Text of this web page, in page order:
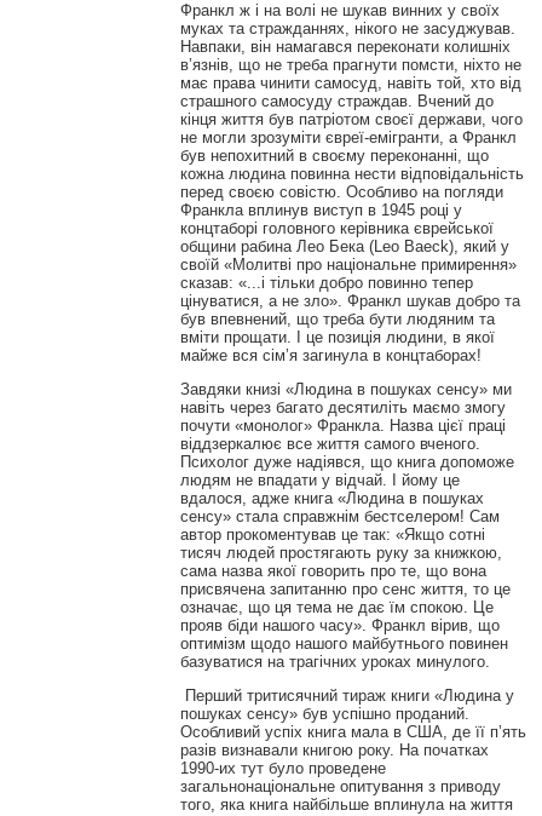
Франкл ж і на волі не шукав винних у своїх
муках та стражданнях, нікого не засуджував.
Навпаки, він намагався переконати колишніх
в’язнів, що не треба прагнути помсти, ніхто не
має права чинити самосуд, навіть той, хто від
страшного самосуду страждав. Вчений до
кінця життя був патріотом своєї держави, чого
не могли зрозуміти євреї-емігранти, а Франкл
був непохитний в своєму переконанні, що
кожна людина повинна нести відповідальність
перед своєю совістю. Особливо на погляди
Франкла вплинув виступ в 1945 році у
концтаборі головного керівника єврейської
общини рабина Лео Бека (Leo Baeck), який у
своїй «Молитві про національне примирення»
сказав: «...і тільки добро повинно тепер
цінуватися, а не зло». Франкл шукав добро та
був впевнений, що треба бути людяним та
вміти прощати. І це позиція людини, в якої
майже вся сім’я загинула в концтаборах!
Завдяки книзі «Людина в пошуках сенсу» ми
навіть через багато десятиліть маємо змогу
почути «монолог» Франкла. Назва цієї праці
віддзеркалює все життя самого вченого.
Психолог дуже надіявся, що книга допоможе
людям не впадати у відчай. І йому це
вдалося, адже книга «Людина в пошуках
сенсу» стала справжнім бестселером! Сам
автор прокоментував це так: «Якщо сотні
тисяч людей простягають руку за книжкою,
сама назва якої говорить про те, що вона
присвячена запитанню про сенс життя, то це
означає, що ця тема не дає їм спокою. Це
прояв біди нашого часу». Франкл вірив, що
оптимізм щодо нашого майбутнього повинен
базуватися на трагічних уроках минулого.
Перший тритисячний тираж книги «Людина у
пошуках сенсу» був успішно проданий.
Особливий успіх книга мала в США, де її п’ять
разів визнавали книгою року. На початках
1990-их тут було проведене
загальнонаціональне опитування з приводу
того, яка книга найбільше вплинула на життя